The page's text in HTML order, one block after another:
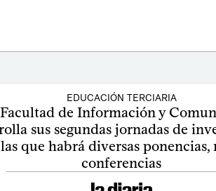
EDUCACIÓN TERCIARIA
de Información y
sus segundas jornadas de
que habrá diversas ponencias,
conferencias